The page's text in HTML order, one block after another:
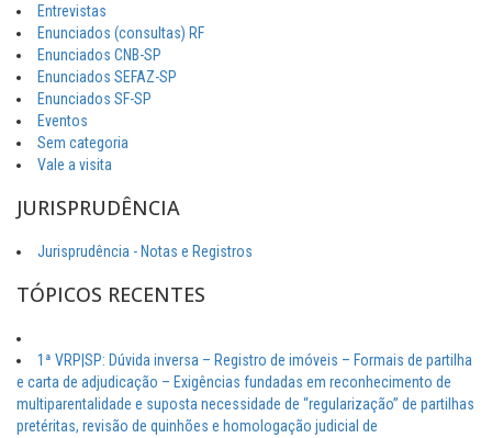
Entrevistas
Enunciados (consultas) RF
Enunciados CNB-SP
Enunciados SEFAZ-SP
Enunciados SF-SP
Eventos
Sem categoria
Vale a visita
JURISPRUDÊNCIA
Jurisprudência - Notas e Registros
TÓPICOS RECENTES
1ª VRP|SP: Dúvida inversa – Registro de imóveis – Formais de partilha
e carta de adjudicação – Exigências fundadas em reconhecimento de
multiparentalidade e suposta necessidade de “regularização” de partilhas
pretéritas, revisão de quinhões e homologação judicial de